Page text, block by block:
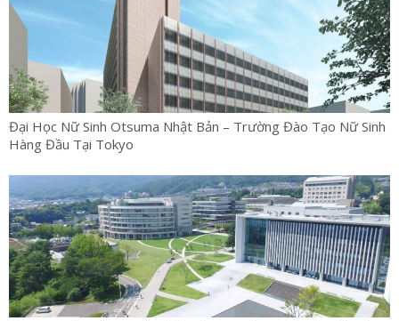
Đại Học Nữ Sinh Otsuma Nhật Bản – Trường Đào Tạo Nữ Sinh
Hàng Đầu Tại Tokyo